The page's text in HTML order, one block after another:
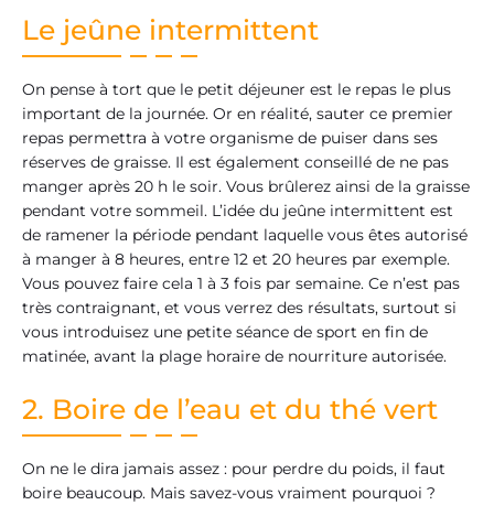
Le jeûne intermittent
On pense à tort que le petit déjeuner est le repas le plus
important de la journée. Or en réalité, sauter ce premier
repas permettra à votre organisme de puiser dans ses
réserves de graisse. Il est également conseillé de ne pas
manger après 20 h le soir. Vous brûlerez ainsi de la graisse
pendant votre sommeil. L’idée du jeûne intermittent est
de ramener la période pendant laquelle vous êtes autorisé
à manger à 8 heures, entre 12 et 20 heures par exemple.
Vous pouvez faire cela 1 à 3 fois par semaine. Ce n’est pas
très contraignant, et vous verrez des résultats, surtout si
vous introduisez une petite séance de sport en fin de
matinée, avant la plage horaire de nourriture autorisée.
2. Boire de l’eau et du thé vert
On ne le dira jamais assez : pour perdre du poids, il faut
boire beaucoup. Mais savez-vous vraiment pourquoi ?